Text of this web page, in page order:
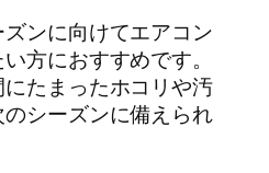
ンに向けてエアコン
方におすすめです。
たまったホコリや汚
シーズンに備えられ